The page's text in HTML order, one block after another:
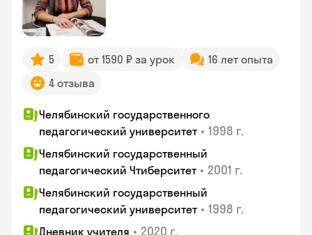
5 от 1590 ₽ за урок
16 лет опыта
4 отзыва
Челябинский государственного
педагогический университет • 1998 г.
Челябинский государственный
педагогический Чтиберситет • 2001 г.
Челябинский государственный
педагогический университет • 1998 г.
Дневник учителя • 2020 г.